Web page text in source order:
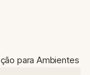
para Ambientes